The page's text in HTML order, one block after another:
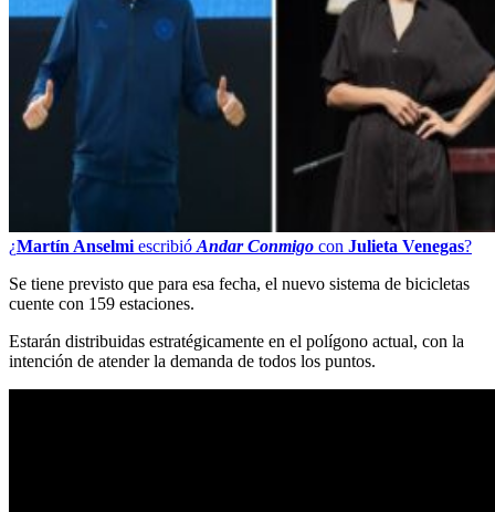
¿Martín Anselmi escribió Andar Conmigo con Julieta Venegas?
Se tiene previsto que para esa fecha, el nuevo sistema de bicicletas
cuente con 159 estaciones.
Estarán distribuidas estratégicamente en el polígono actual, con la
intención de atender la demanda de todos los puntos.